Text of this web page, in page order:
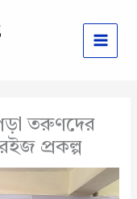
তরুণদের
প্রকল্প